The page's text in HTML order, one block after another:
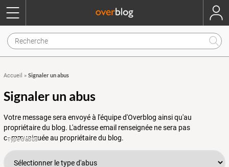
Accueil » Signaler un abus
Signaler un abus
Votre message sera envoyé à l'équipe d'Overblog ainsi qu'au
propriétaire du blog. L'adresse email renseignée ne sera pas
communiquée au propriétaire du blog.